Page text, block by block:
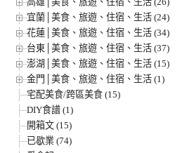
宜蘭│美食、旅遊、住宿、生活 (24)
花蓮│美食、旅遊、住宿、生活 (34)
台東│美食、旅遊、住宿、生活 (37)
澎湖│美食、旅遊、住宿、生活 (15)
金門│美食、旅遊、住宿、生活 (1)
宅配美食/跨區美食 (15)
DIY食譜 (1)
開箱文 (15)
已歇業 (74)